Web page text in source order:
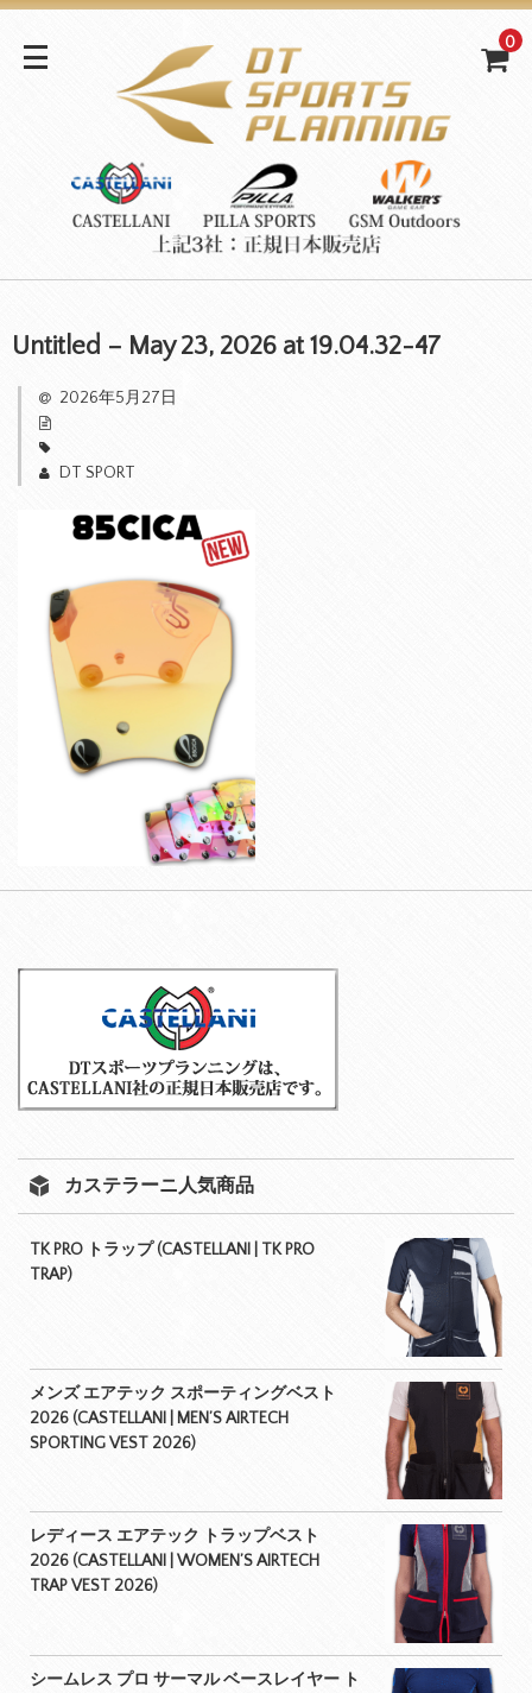
0
Untitled – May 23, 2026 at 19.04.32-47
2026年5月27日
DT SPORT
カステラーニ人気商品
TK PRO トラップ (CASTELLANI | TK PRO
TRAP)
メンズ エアテック スポーティングベスト
2026 (CASTELLANI | MEN’S AIRTECH
SPORTING VEST 2026)
レディース エアテック トラップベスト
2026 (CASTELLANI | WOMEN’S AIRTECH
TRAP VEST 2026)
シームレス プロ サーマル ベースレイヤー ト